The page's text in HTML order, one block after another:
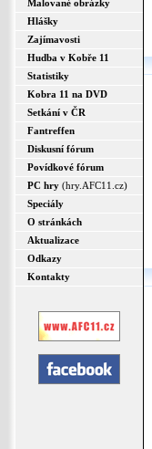
Malované obrázky
Hlášky
Zajímavosti
Hudba v Kobře 11
Statistiky
Kobra 11 na DVD
Setkání v ČR
Fantreffen
Diskusní fórum
Povídkové fórum
PC hry (hry.AFC11.cz)
Speciály
O stránkách
Aktualizace
Odkazy
Kontakty